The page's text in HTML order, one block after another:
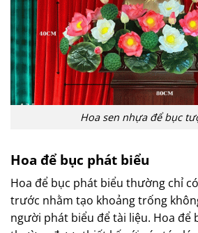
Hoa sen nhựa để bục
Hoa để bục phát biểu
Hoa để bục phát biểu thường chỉ
trước nhằm tạo khoảng trống
người phát biểu để tài liệu. Hoa để